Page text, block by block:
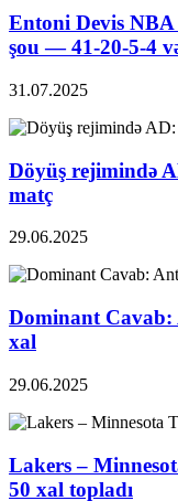
Entoni Devis
şou — 41-20-5-4
31.07.2025
Döyüş rejimində
matç
29.06.2025
Dominant Cavab:
xal
29.06.2025
Lakers –
50 xal topladı